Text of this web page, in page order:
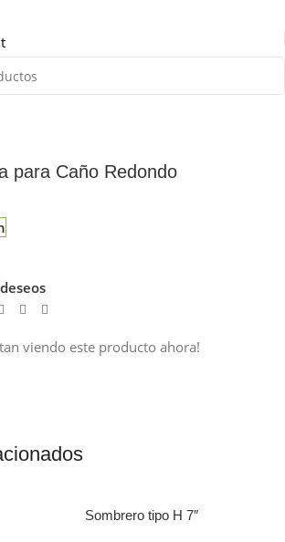
para Caño Redondo
viendo este producto ahora!
Sombrero tipo H 7″